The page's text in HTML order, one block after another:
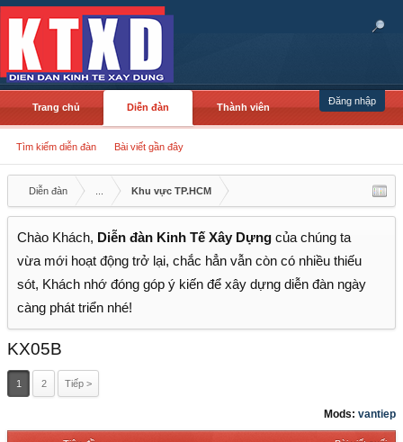
Đăng nhập
Trang chủ Diễn đàn
Tìm kiếm diễn đàn Bài viết gần đây
Thành viên
Diễn đàn Khu vực TP.HCM
Chào Khách, Diễn đàn Kinh Tế Xây Dựng của chúng ta
vừa mới hoạt động trở lại, chắc hẳn vẫn còn có nhiều thiếu
sót, Khách nhớ đóng góp ý kiến để xây dựng diễn đàn ngày
càng phát triển nhé!
KX05B
1 2 Tiếp >
Mods: vantiep